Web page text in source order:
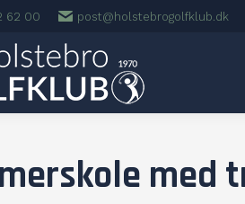
62 00 post@holstebrogolfklub.dk